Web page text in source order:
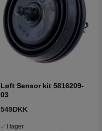
Løft Sensor kit 5816209-
03
549DKK
I lager